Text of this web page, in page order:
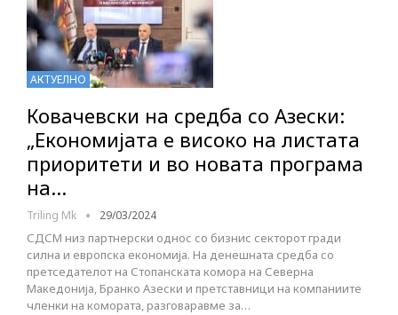
АКТУЕЛНО
Ковачевски на средба со Азески:
„Економијата е високо на листата
приоритети и во новата програма
на…
Triling Mk 29/03/2024
СДСМ низ партнерски однос со бизнис секторот гради
силна и европска економија. На денешната средба со
претседателот на Стопанската комора на Северна
Македонија, Бранко Азески и претставници на компаниите
членки на комората, разговаравме за…